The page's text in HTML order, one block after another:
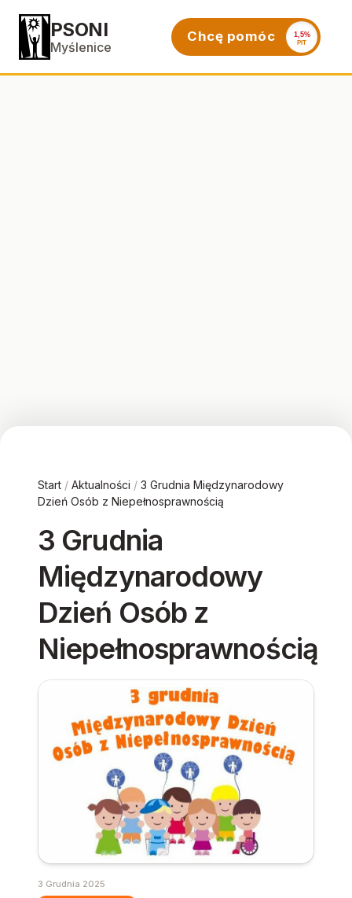
PSONI
Myślenice
Chcę pomóc 1,5%
PIT
Start / Aktualności / 3 Grudnia Międzynarodowy
Dzień Osób z Niepełnosprawnością
3 Grudnia
Międzynarodowy
Dzień Osób z
Niepełnosprawnością
3 Grudnia 2025